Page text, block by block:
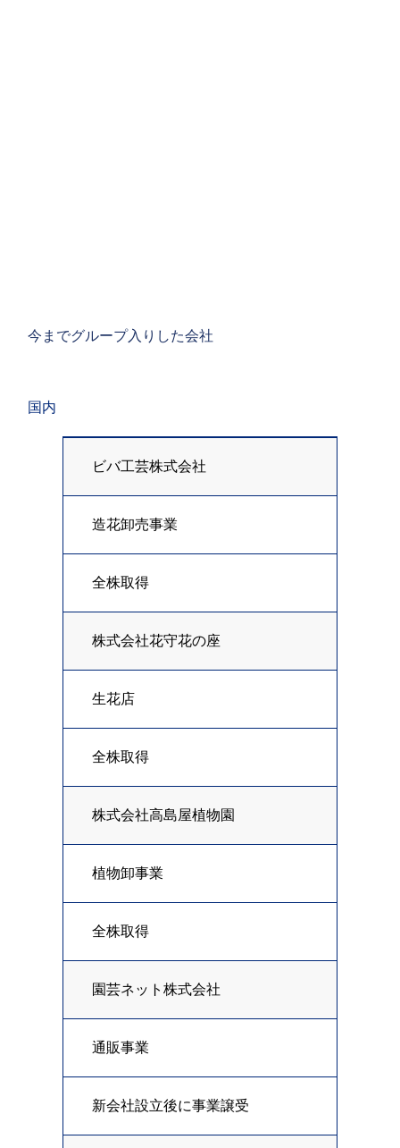
今までグループ入りした会社
国内
ビバ工芸株式会社
造花卸売事業
全株取得
株式会社花守花の座
生花店
全株取得
株式会社高島屋植物園
植物卸事業
全株取得
園芸ネット株式会社
通販事業
新会社設立後に事業譲受